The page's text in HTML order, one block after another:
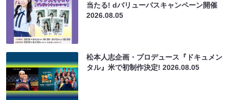
当たる! dバリューパスキャンペーン開催
2026.08.05
松本人志企画・プロデュース『ドキュメン
タル』米で初制作決定!2026.08.05